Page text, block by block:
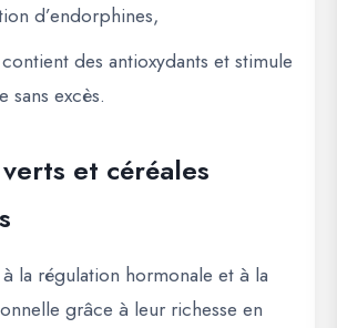
d’endorphines,
des antioxydants et stimule
sans excès.
et céréales
la régulation hormonale et à la
grâce à leur richesse en